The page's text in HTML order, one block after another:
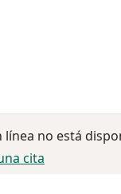
línea no está
cita